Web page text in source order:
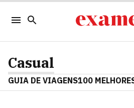
Casual
GUIA DE VIAGENS100